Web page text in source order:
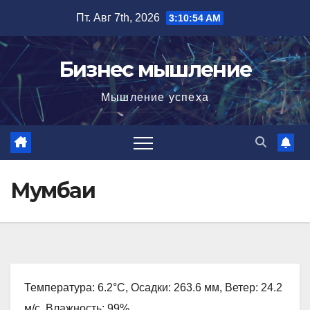
содержимому
Пт. Авг 7th, 2026 3:10:55 AM
Бизнес мышление
Мышление успеха
Мумбаи
Температура: 6.2°C, Осадки: 263.6 мм, Ветер: 24.2